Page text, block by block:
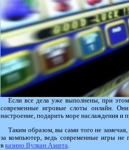
Если все дела уже выполнены, при
современные игровые слоты онлайн.
настроение, подарить море наслаждения и
Таким образом, вы сами того не
за компьютер, ведь современные игры не
в казино Вулкан Азарта.